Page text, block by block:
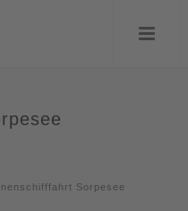
Sorpesee